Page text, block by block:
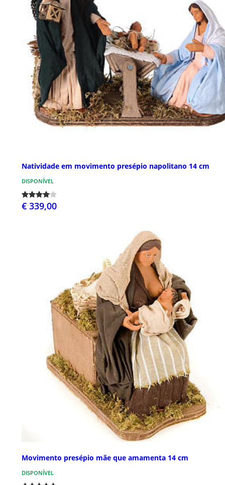
Natividade em movimento presépio napolitano 14 cm
DISPONÍVEL
€ 339,00
Movimento presépio mãe que amamenta 14 cm
DISPONÍVEL